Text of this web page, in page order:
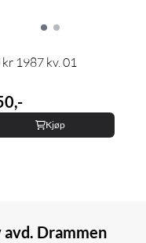
kr 1987 kv. 01
Kjøp
avd. Drammen